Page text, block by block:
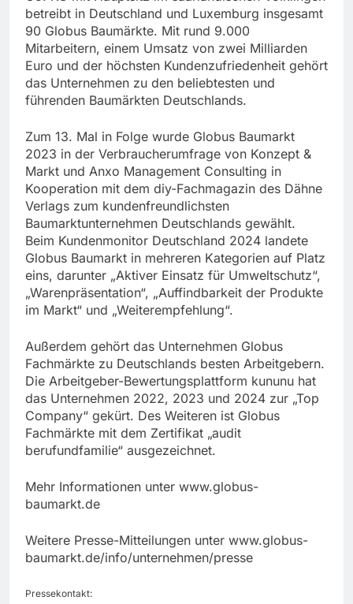
betreibt in Deutschland und Luxemburg insgesamt
90 Globus Baumärkte. Mit rund 9.000
Mitarbeitern, einem Umsatz von zwei Milliarden
Euro und der höchsten Kundenzufriedenheit gehört
das Unternehmen zu den beliebtesten und
führenden Baumärkten Deutschlands.
Zum 13. Mal in Folge wurde Globus Baumarkt
2023 in der Verbraucherumfrage von Konzept &
Markt und Anxo Management Consulting in
Kooperation mit dem diy-Fachmagazin des Dähne
Verlags zum kundenfreundlichsten
Baumarktunternehmen Deutschlands gewählt.
Beim Kundenmonitor Deutschland 2024 landete
Globus Baumarkt in mehreren Kategorien auf Platz
eins, darunter „Aktiver Einsatz für Umweltschutz“,
„Warenpräsentation“, „Auffindbarkeit der Produkte
im Markt“ und „Weiterempfehlung“.
Außerdem gehört das Unternehmen Globus
Fachmärkte zu Deutschlands besten Arbeitgebern.
Die Arbeitgeber-Bewertungsplattform kununu hat
das Unternehmen 2022, 2023 und 2024 zur „Top
Company“ gekürt. Des Weiteren ist Globus
Fachmärkte mit dem Zertifikat „audit
berufundfamilie“ ausgezeichnet.
Mehr Informationen unter www.globus-
baumarkt.de
Weitere Presse-Mitteilungen unter www.globus-
baumarkt.de/info/unternehmen/presse
Pressekontakt: